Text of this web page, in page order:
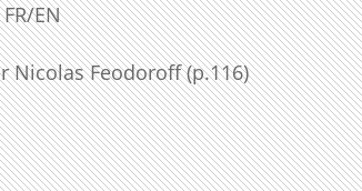
EN
Nicolas Feodoroff (p.116)